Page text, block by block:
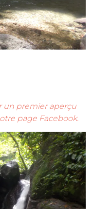
un premier aperçu
page Facebook.